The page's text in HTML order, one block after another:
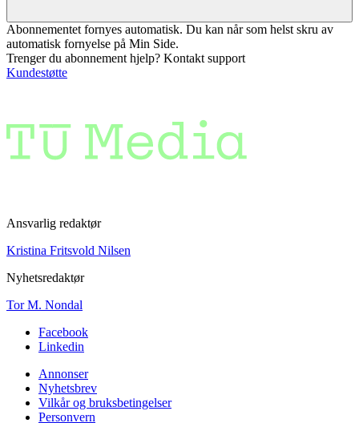
Abonnementet fornyes automatisk. Du kan når som helst skru av
automatisk fornyelse på Min Side.
Trenger du abonnement hjelp? Kontakt support
Kundestøtte
Ansvarlig redaktør
Kristina Fritsvold Nilsen
Nyhetsredaktør
Tor M. Nondal
Facebook
Linkedin
Annonser
Nyhetsbrev
Vilkår og bruksbetingelser
Personvern